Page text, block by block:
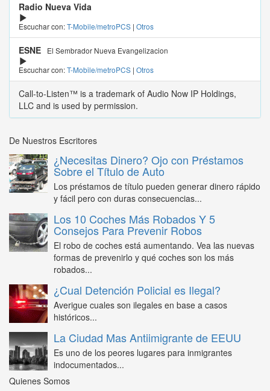
Radio Nueva Vida
Escuchar con:T-Mobile/metroPCS | Otros
ESNE
El Sembrador Nueva Evangelizacion
Escuchar con:T-Mobile/metroPCS | Otros
Call-to-Listen™ is a trademark of Audio Now IP Holdings,
LLC and is used by permission.
De Nuestros Escritores
¿Necesitas Dinero? Ojo con Préstamos
Sobre el Título de Auto
Los préstamos de título pueden generar dinero rápido
y fácil pero con duras consecuencias...
Los 10 Coches Más Robados Y 5
Consejos Para Prevenir Robos
El robo de coches está aumentando. Vea las nuevas
formas de prevenirlo y qué coches son los más
robados...
¿Cual Detención Policial es Ilegal?
Averigue cuales son ilegales en base a casos
históricos...
La Ciudad Mas Antiimigrante de EEUU
Es uno de los peores lugares para inmigrantes
indocumentados...
Quienes Somos